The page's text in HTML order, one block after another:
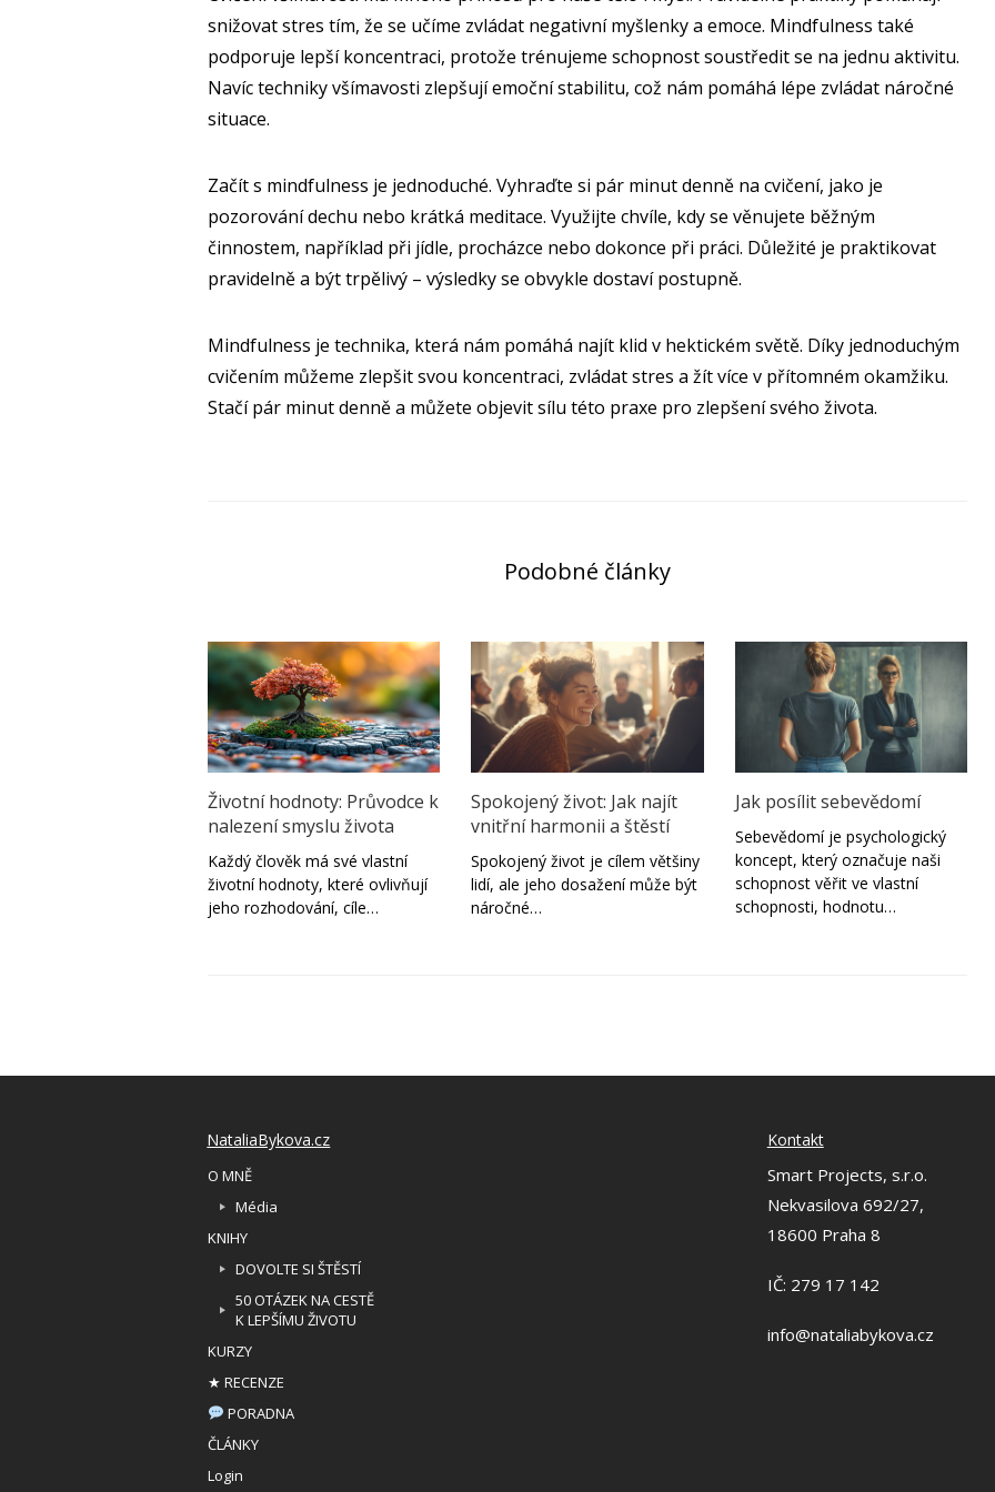
snižovat stres tím, že se učíme zvládat negativní myšlenky a emoce. Mindfulness také
podporuje lepší koncentraci, protože trénujeme schopnost soustředit se na jednu aktivitu.
Navíc techniky všímavosti zlepšují emoční stabilitu, což nám pomáhá lépe zvládat náročné
situace.
Začít s mindfulness je jednoduché. Vyhraďte si pár minut denně na cvičení, jako je
pozorování dechu nebo krátká meditace. Využijte chvíle, kdy se věnujete běžným
činnostem, například při jídle, procházce nebo dokonce při práci. Důležité je praktikovat
pravidelně a být trpělivý – výsledky se obvykle dostaví postupně.
Mindfulness je technika, která nám pomáhá najít klid v hektickém světě. Díky jednoduchým
cvičením můžeme zlepšit svou koncentraci, zvládat stres a žít více v přítomném okamžiku.
Stačí pár minut denně a můžete objevit sílu této praxe pro zlepšení svého života.
Podobné články
Životní hodnoty: Průvodce k
nalezení smyslu života
Každý člověk má své vlastní
životní hodnoty, které ovlivňují
jeho rozhodování, cíle…
Spokojený život: Jak najít
vnitřní harmonii a štěstí
Spokojený život je cílem většiny
lidí, ale jeho dosažení může být
náročné…
Jak posílit sebevědomí
Sebevědomí je psychologický
koncept, který označuje naši
schopnost věřit ve vlastní
schopnosti, hodnotu…
NataliaBykova.cz
O MNĚ
Média
KNIHY
DOVOLTE SI ŠTĚSTÍ
50 OTÁZEK NA CESTĚ
K LEPŠÍMU ŽIVOTU
KURZY
★ RECENZE
PORADNA
ČLÁNKY
Login
Kontakt
Smart Projects, s.r.o.
Nekvasilova 692/27,
18600 Praha 8
IČ: 279 17 142
info@nataliabykova.cz